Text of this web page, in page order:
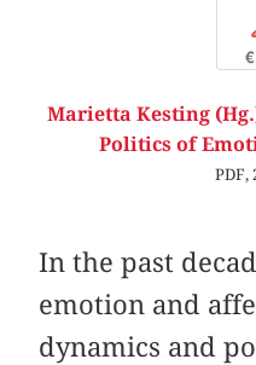
Marietta Kesting
Politics of
PDF,
In the past
emotion and
dynamics and